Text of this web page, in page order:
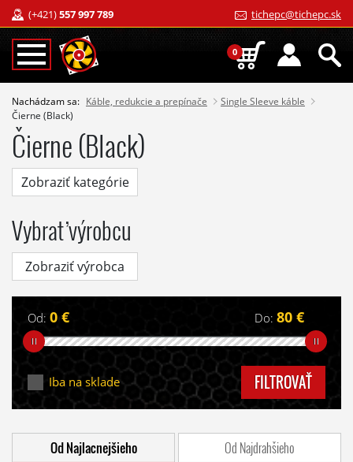
(+421)557 997 789 tichepc@tichepc.sk
0
Nachádzam sa: Káble, redukcie a prepínače
Single Sleeve káble
Čierne (Black)
Čierne (Black)
Zobraziť kategórie
Vybrať výrobcu
Zobraziť výrobca
Od: 0 € Do: 80 €
Iba na sklade FILTROVAŤ
Od Najlacnejšieho
Od Najdrahšieho